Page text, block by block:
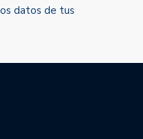
datos de tus